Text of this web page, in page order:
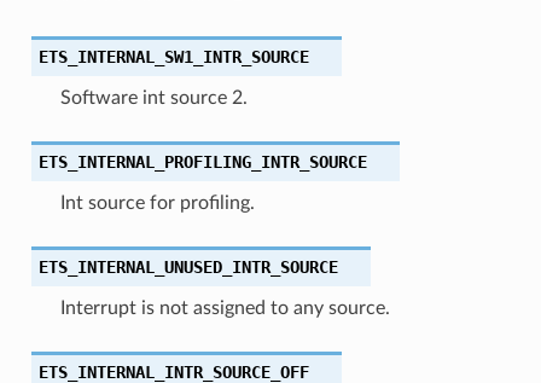
ETS_INTERNAL_SW1_INTR_SOURCE
Software int source 2.
ETS_INTERNAL_PROFILING_INTR_SOURCE
Int source for profiling.
ETS_INTERNAL_UNUSED_INTR_SOURCE
Interrupt is not assigned to any source.
ETS_INTERNAL_INTR_SOURCE_OFF